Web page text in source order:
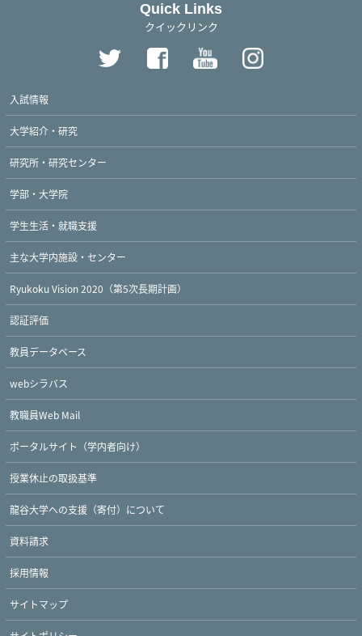
Quick Links
クイックリンク
入試情報
大学紹介・研究
研究所・研究センター
学部・大学院
学生生活・就職支援
主な大学内施設・センター
Ryukoku Vision 2020（第5次長期計画）
認証評価
教員データベース
webシラバス
教職員Web Mail
ポータルサイト（学内者向け）
授業休止の取扱基準
龍谷大学への支援（寄付）について
資料請求
採用情報
サイトマップ